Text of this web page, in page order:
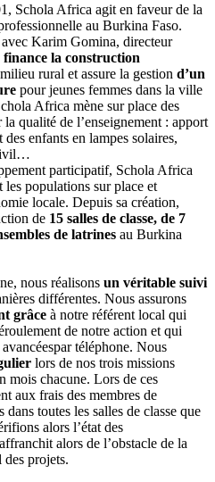
Schola Africa agit en faveur de la
au Burkina Faso.
Karim Gomina, directeur
finance la construction
rural et assure la gestion d’un
pour jeunes femmes dans la ville
Africa mène sur place des
qualité de l’enseignement : apport
enfants en lampes solaires,
participatif, Schola Africa
populations sur place et
locale. Depuis sa création,
de 15 salles de classe, de 7
de latrines au Burkina
nous réalisons un véritable suivi
différentes. Nous assurons
grâce à notre référent local qui
de notre action et qui
téléphone. Nous
lors de nos trois missions
mois chacune. Lors de ces
aux frais des membres de
toutes les salles de classe que
alors l’état des
alors de l’obstacle de la
projets.